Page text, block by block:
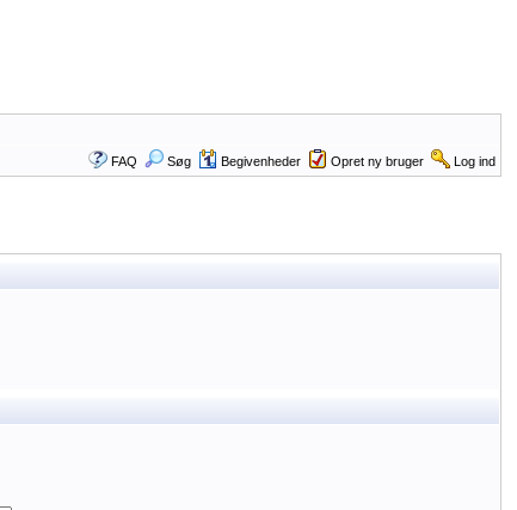
FAQ Søg Begivenheder Opret ny bruger Log ind